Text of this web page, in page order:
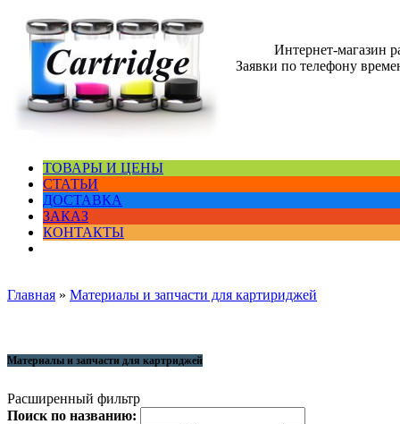
Интернет-магазин
Заявки по телефону
ТОВАРЫ И ЦЕНЫ
СТАТЬИ
ДОСТАВКА
ЗАКАЗ
КОНТАКТЫ
Главная » Материалы и запчасти для картириджей
Материалы и запчасти для картриджей
Расширенный фильтр
Поиск по названию: